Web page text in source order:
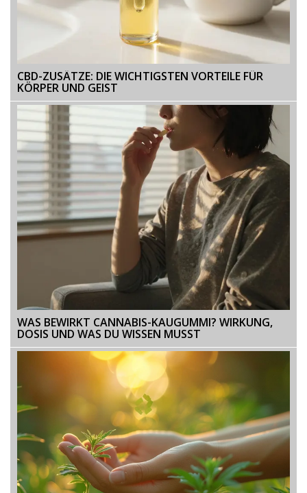
CBD-ZUSÄTZE: DIE WICHTIGSTEN VORTEILE FÜR
KÖRPER UND GEIST
WAS BEWIRKT CANNABIS-KAUGUMMI? WIRKUNG,
DOSIS UND WAS DU WISSEN MUSST